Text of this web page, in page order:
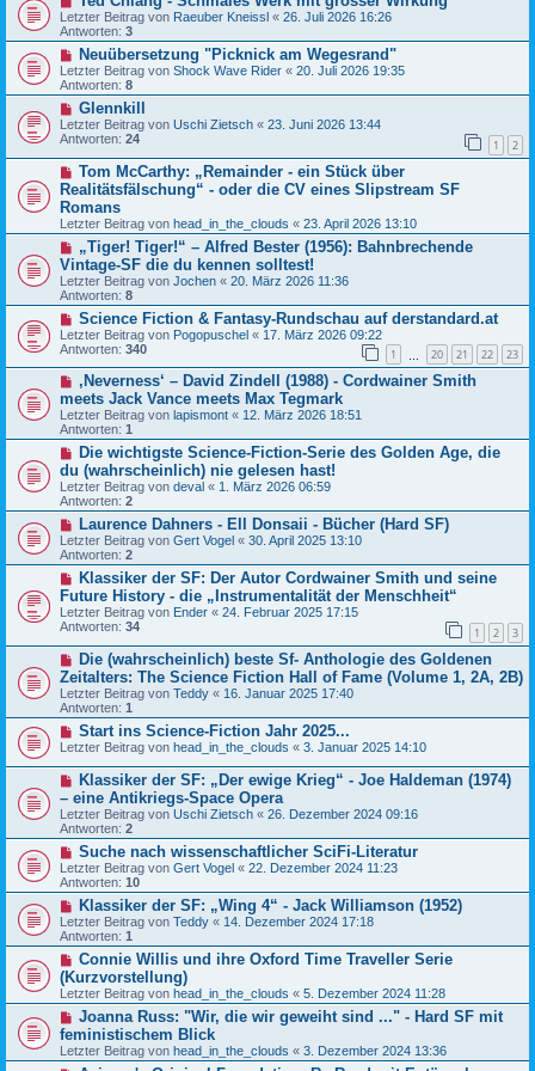
Letzter Beitrag von Raeuber Kneissl « 26. Juli 2026 16:26
Antworten: 3
Neuübersetzung "Picknick am Wegesrand"
Letzter Beitrag von Shock Wave Rider « 20. Juli 2026 19:35
Antworten: 8
Glennkill
Letzter Beitrag von Uschi Zietsch « 23. Juni 2026 13:44
Antworten: 24 1 2
Tom McCarthy: „Remainder - ein Stück über
Realitätsfälschung“ - oder die CV eines Slipstream SF
Romans
Letzter Beitrag von head_in_the_clouds « 23. April 2026 13:10
„Tiger! Tiger!“ – Alfred Bester (1956): Bahnbrechende
Vintage-SF die du kennen solltest!
Letzter Beitrag von Jochen « 20. März 2026 11:36
Antworten: 8
Science Fiction & Fantasy-Rundschau auf derstandard.at
Letzter Beitrag von Pogopuschel « 17. März 2026 09:22
Antworten: 340 1 20 21 22 23
‚Neverness‘ – David Zindell (1988) - Cordwainer Smith
meets Jack Vance meets Max Tegmark
Letzter Beitrag von lapismont « 12. März 2026 18:51
Antworten: 1
Die wichtigste Science-Fiction-Serie des Golden Age, die
du (wahrscheinlich) nie gelesen hast!
Letzter Beitrag von deval « 1. März 2026 06:59
Antworten: 2
Laurence Dahners - Ell Donsaii - Bücher (Hard SF)
Letzter Beitrag von Gert Vogel « 30. April 2025 13:10
Antworten: 2
Klassiker der SF: Der Autor Cordwainer Smith und seine
Future History - die „Instrumentalität der Menschheit“
Letzter Beitrag von Ender « 24. Februar 2025 17:15
Antworten: 34 1 2 3
Die (wahrscheinlich) beste Sf- Anthologie des Goldenen
Zeitalters: The Science Fiction Hall of Fame (Volume 1, 2A, 2B)
Letzter Beitrag von Teddy « 16. Januar 2025 17:40
Antworten: 1
Start ins Science-Fiction Jahr 2025...
Letzter Beitrag von head_in_the_clouds « 3. Januar 2025 14:10
Klassiker der SF: „Der ewige Krieg“ - Joe Haldeman (1974)
– eine Antikriegs-Space Opera
Letzter Beitrag von Uschi Zietsch « 26. Dezember 2024 09:16
Antworten: 2
Suche nach wissenschaftlicher SciFi-Literatur
Letzter Beitrag von Gert Vogel « 22. Dezember 2024 11:23
Antworten: 10
Klassiker der SF: „Wing 4“ - Jack Williamson (1952)
Letzter Beitrag von Teddy « 14. Dezember 2024 17:18
Antworten: 1
Connie Willis und ihre Oxford Time Traveller Serie
(Kurzvorstellung)
Letzter Beitrag von head_in_the_clouds « 5. Dezember 2024 11:28
Joanna Russ: "Wir, die wir geweiht sind ..." - Hard SF mit
feministischem Blick
Letzter Beitrag von head_in_the_clouds « 3. Dezember 2024 13:36